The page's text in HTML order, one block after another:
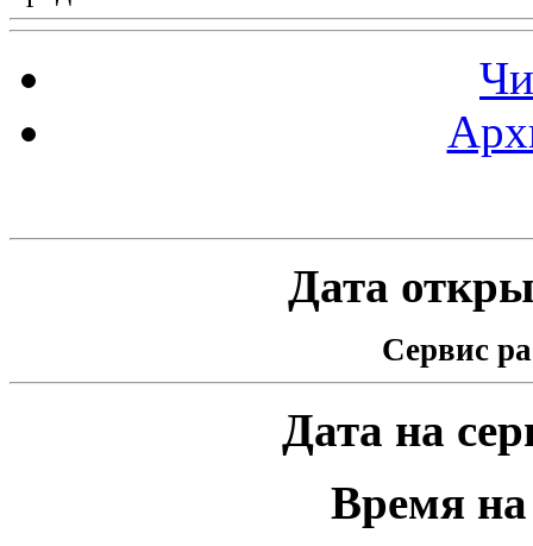
Дата
Сервис
Дата на
Время на